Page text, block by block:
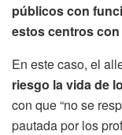
públicos con
estos centros
En este caso, el
riesgo la vida de
con que “no se
pautada por los